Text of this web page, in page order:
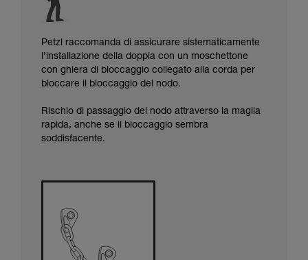
Petzl raccomanda di assicurare sistematicamente
l’installazione della doppia con un moschettone
con ghiera di bloccaggio collegato alla corda per
bloccare il bloccaggio del nodo.
Rischio di passaggio del nodo attraverso la maglia
rapida, anche se il bloccaggio sembra
soddisfacente.